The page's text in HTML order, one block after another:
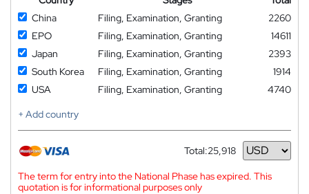
China
Filing, Examination, Granting
2260
EPO
Filing, Examination, Granting
14611
Japan
Filing, Examination, Granting
2393
South Korea
Filing, Examination, Granting
1914
USA
Filing, Examination, Granting
4740
+ Add country
Total:25,918
Currency
The term for entry into the National Phase has expired. This
quotation is for informational purposes only